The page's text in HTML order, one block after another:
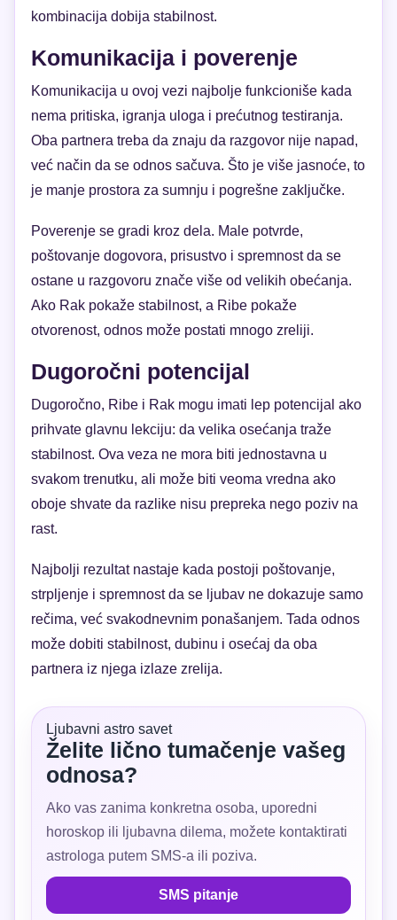
kombinacija dobija stabilnost.
Komunikacija i poverenje
Komunikacija u ovoj vezi najbolje funkcioniše kada
nema pritiska, igranja uloga i prećutnog testiranja.
Oba partnera treba da znaju da razgovor nije napad,
već način da se odnos sačuva. Što je više jasnoće, to
je manje prostora za sumnju i pogrešne zaključke.
Poverenje se gradi kroz dela. Male potvrde,
poštovanje dogovora, prisustvo i spremnost da se
ostane u razgovoru znače više od velikih obećanja.
Ako Rak pokaže stabilnost, a Ribe pokaže
otvorenost, odnos može postati mnogo zreliji.
Dugoročni potencijal
Dugoročno, Ribe i Rak mogu imati lep potencijal ako
prihvate glavnu lekciju: da velika osećanja traže
stabilnost. Ova veza ne mora biti jednostavna u
svakom trenutku, ali može biti veoma vredna ako
oboje shvate da razlike nisu prepreka nego poziv na
rast.
Najbolji rezultat nastaje kada postoji poštovanje,
strpljenje i spremnost da se ljubav ne dokazuje samo
rečima, već svakodnevnim ponašanjem. Tada odnos
može dobiti stabilnost, dubinu i osećaj da oba
partnera iz njega izlaze zrelija.
Ljubavni astro savet
Želite lično tumačenje vašeg
odnosa?
Ako vas zanima konkretna osoba, uporedni
horoskop ili ljubavna dilema, možete kontaktirati
astrologa putem SMS-a ili poziva.
SMS pitanje